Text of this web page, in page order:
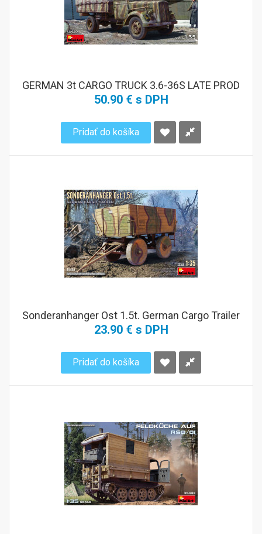
GERMAN 3t CARGO TRUCK 3.6-36S LATE PROD
50.90 € s DPH
Pridať do košíka
Sonderanhanger Ost 1.5t. German Cargo Trailer
23.90 € s DPH
Pridať do košíka